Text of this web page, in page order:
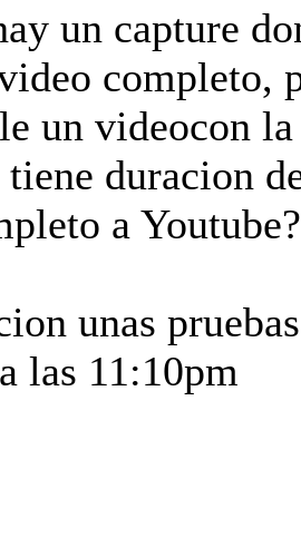
un capture
completo,
un videocon
duracion
a Youtube?
unas
las 11:10pm